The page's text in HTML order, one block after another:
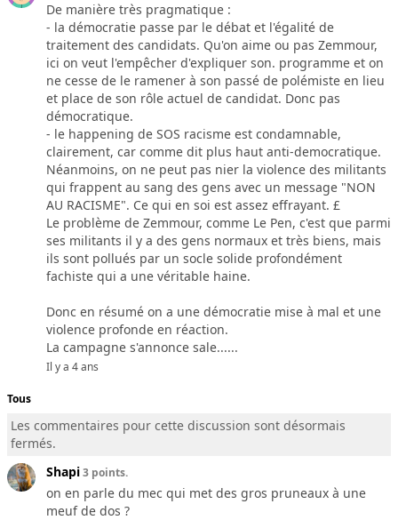
De manière très pragmatique :
- la démocratie passe par le débat et l'égalité de
traitement des candidats. Qu'on aime ou pas Zemmour,
ici on veut l'empêcher d'expliquer son. programme et on
ne cesse de le ramener à son passé de polémiste en lieu
et place de son rôle actuel de candidat. Donc pas
démocratique.
- le happening de SOS racisme est condamnable,
clairement, car comme dit plus haut anti-democratique.
Néanmoins, on ne peut pas nier la violence des militants
qui frappent au sang des gens avec un message "NON
AU RACISME". Ce qui en soi est assez effrayant. £
Le problème de Zemmour, comme Le Pen, c'est que parmi
ses militants il y a des gens normaux et très biens, mais
ils sont pollués par un socle solide profondément
fachiste qui a une véritable haine.
Donc en résumé on a une démocratie mise à mal et une
violence profonde en réaction.
La campagne s'annonce sale......
Il y a 4 ans
Tous
Les commentaires pour cette discussion sont désormais
fermés.
Shapi3 points.
on en parle du mec qui met des gros pruneaux à une
meuf de dos ?